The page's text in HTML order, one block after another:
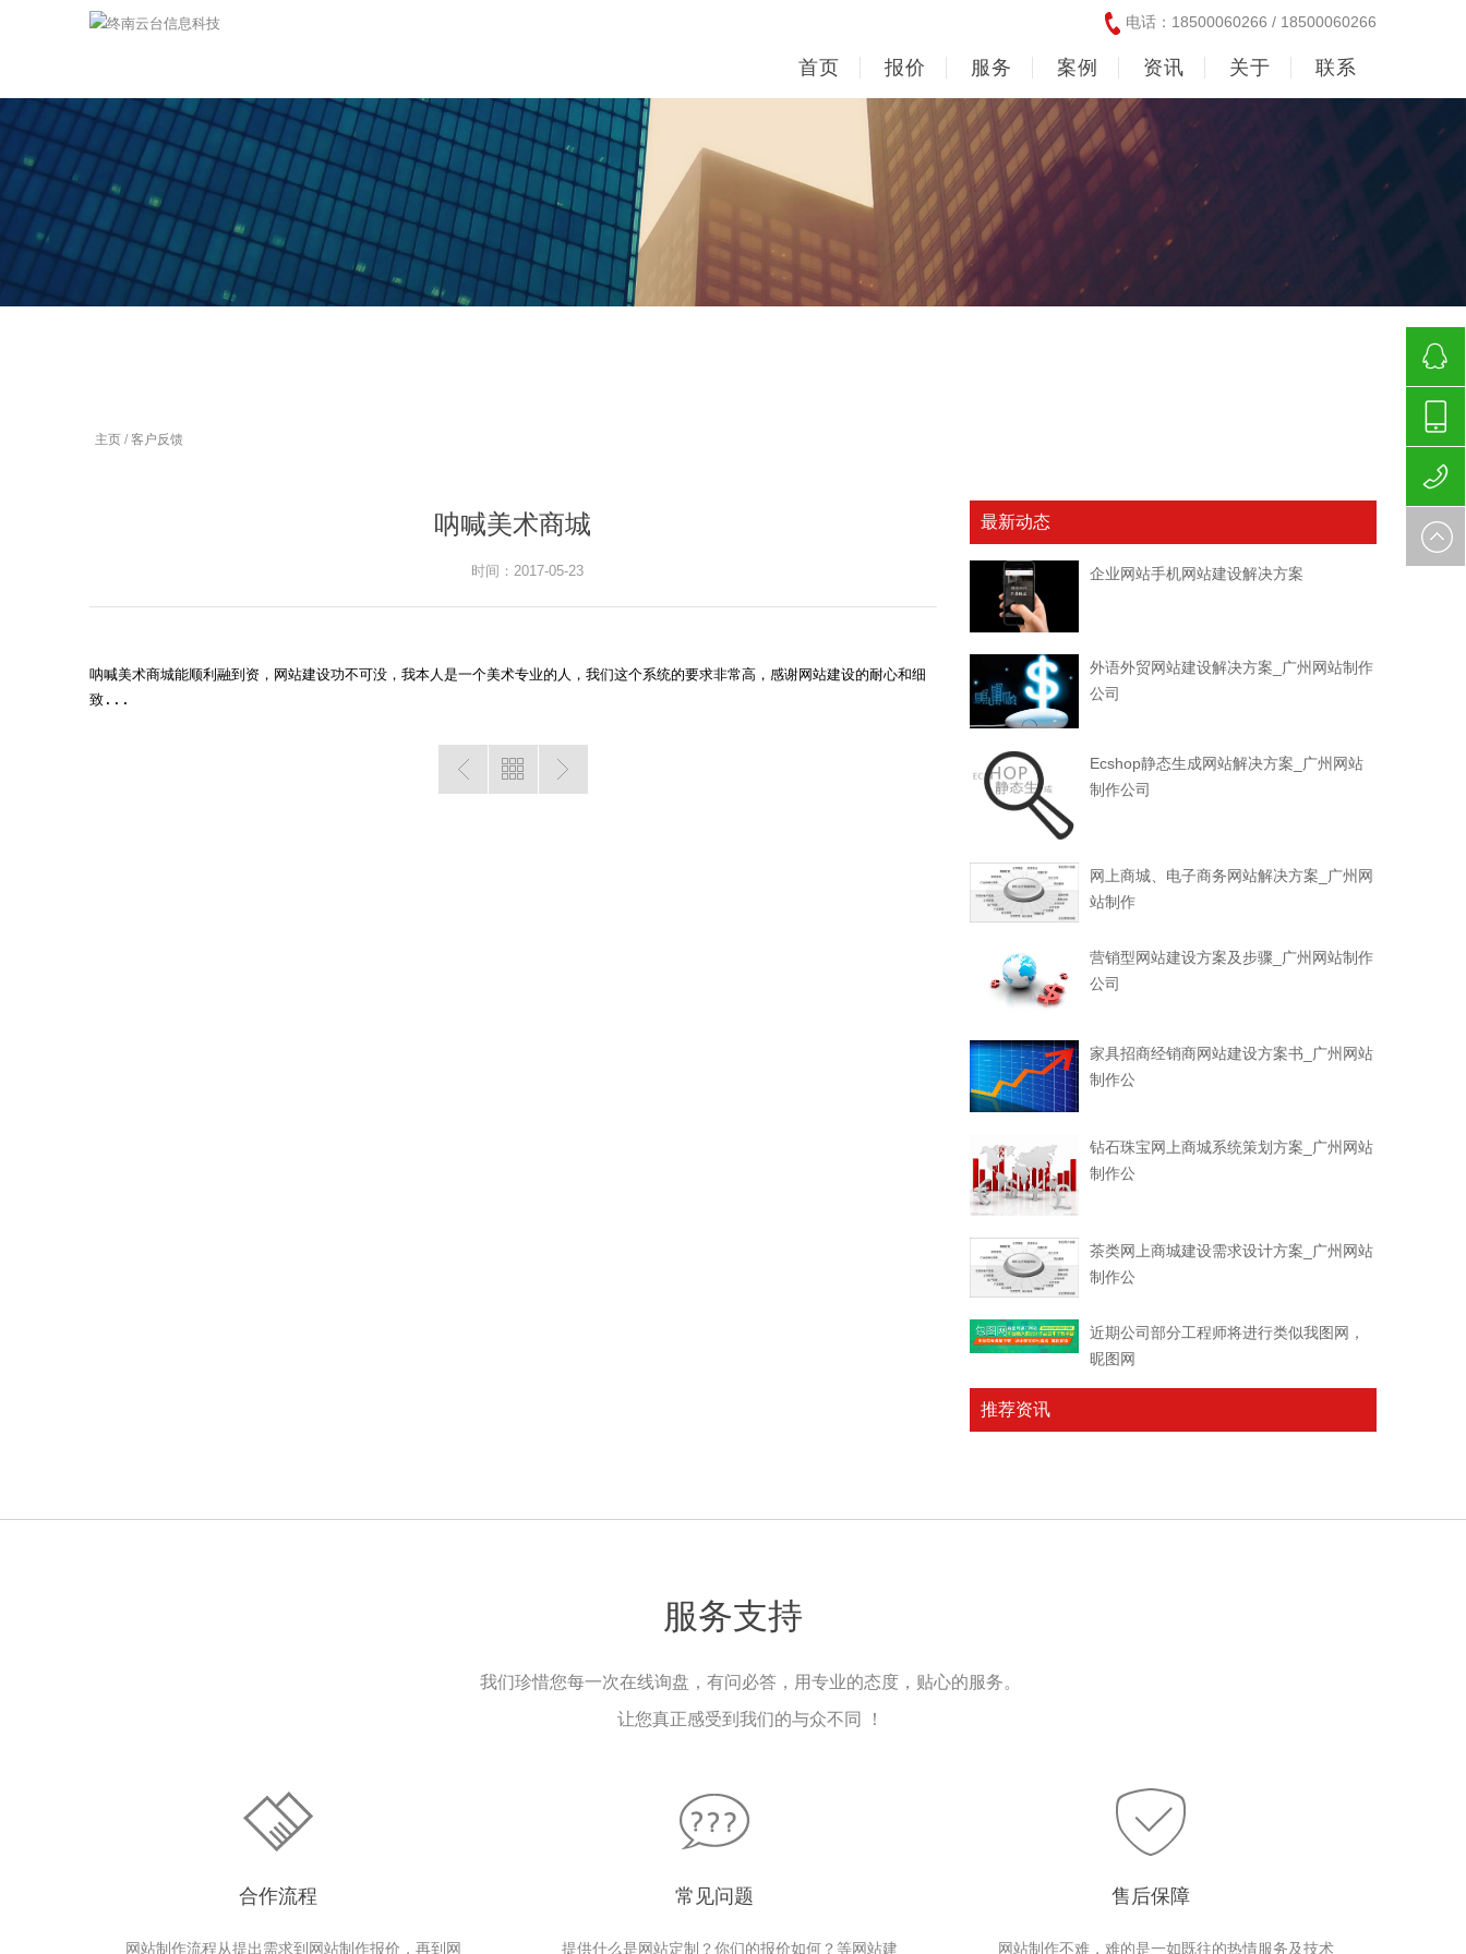
电话：18500060266 / 18500060266
首页 报价 服务 案例 资讯 关于 联系
主页 / 客户反馈
呐喊美术商城
时间：2017-05-23
呐喊美术商城能顺利融到资，网站建设功不可没，我本人是一个美术专业的人，我们这个系统的要求非常高，感谢网站建设的耐心和细
致...
最新动态
企业网站手机网站建设解决方案
外语外贸网站建设解决方案_广州网站制作
公司
Ecshop静态生成网站解决方案_广州网站
制作公司
网上商城、电子商务网站解决方案_广州网
站制作
营销型网站建设方案及步骤_广州网站制作
公司
家具招商经销商网站建设方案书_广州网站
制作公
钻石珠宝网上商城系统策划方案_广州网站
制作公
茶类网上商城建设需求设计方案_广州网站
制作公
近期公司部分工程师将进行类似我图网，
昵图网
推荐资讯
服务支持
我们珍惜您每一次在线询盘，有问必答，用专业的态度，贴心的服务。
让您真正感受到我们的与众不同 ！
合作流程
网站制作流程从提出需求到网站制作报价，再到网
常见问题
提供什么是网站定制？你们的报价如何？等网站建
售后保障
网站制作不难，难的是一如既往的热情服务及技术